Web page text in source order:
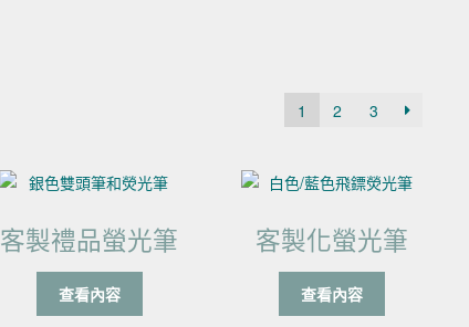
1 2 3
客製禮品螢光筆
查看內容
客製化螢光筆
查看內容